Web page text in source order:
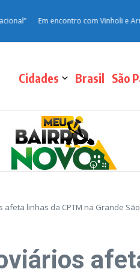
Em encontro com Vinholi e Arnaldo
Cidades Brasil São
linhas da CPTM na Grande